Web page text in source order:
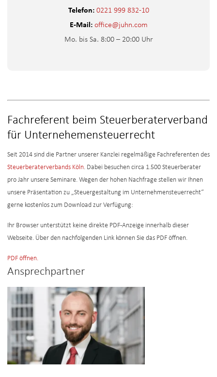
Telefon: 0221 999 832-10
E-Mail: office@juhn.com
Mo. bis Sa. 8:00 – 20:00 Uhr
Fachreferent beim Steuerberaterverband
für Unternehemensteuerrecht
Seit 2014 sind die Partner unserer Kanzlei regelmäßige Fachreferenten des
Steuerberaterverbands Köln. Dabei besuchen circa 1.500 Steuerberater
pro Jahr unsere Seminare. Wegen der hohen Nachfrage stellen wir Ihnen
unsere Präsentation zu „Steuergestaltung im Unternehmensteuerrecht“
gerne kostenlos zum Download zur Verfügung:
Ihr Browser unterstützt keine direkte PDF-Anzeige innerhalb dieser
Webseite. Über den nachfolgenden Link können Sie das PDF öffnen.
PDF öffnen.
Ansprechpartner